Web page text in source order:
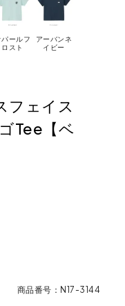
パールフ
ロスト
アーバンネ
イビー
フェイス
Tee【ベ
商品番号 N17-3144